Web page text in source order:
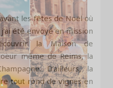
les fêtes de Noël où
été envoyé en mission
la Maison de
même de Reims, la
D’ailleurs, la
tout rond de vignes en